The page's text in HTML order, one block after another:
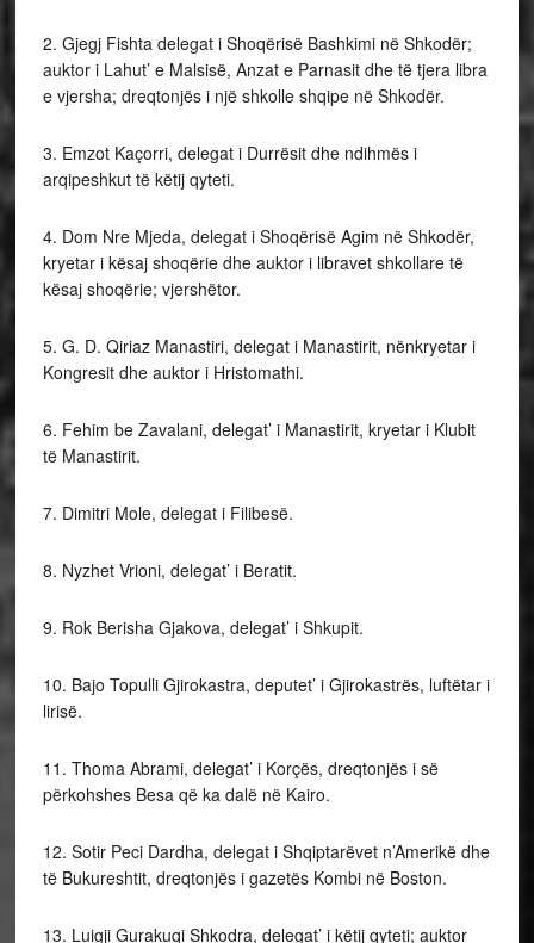
2. Gjegj Fishta delegat i Shoqërisë Bashkimi në Shkodër;
auktor i Lahut’ e Malsisë, Anzat e Parnasit dhe të tjera libra
e vjersha; dreqtonjës i një shkolle shqipe në Shkodër.
3. Emzot Kaçorri, delegat i Durrësit dhe ndihmës i
arqipeshkut të këtij qyteti.
4. Dom Nre Mjeda, delegat i Shoqërisë Agim në Shkodër,
kryetar i kësaj shoqërie dhe auktor i libravet shkollare të
kësaj shoqërie; vjershëtor.
5. G. D. Qiriaz Manastiri, delegat i Manastirit, nënkryetar i
Kongresit dhe auktor i Hristomathi.
6. Fehim be Zavalani, delegat’ i Manastirit, kryetar i Klubit
të Manastirit.
7. Dimitri Mole, delegat i Filibesë.
8. Nyzhet Vrioni, delegat’ i Beratit.
9. Rok Berisha Gjakova, delegat’ i Shkupit.
10. Bajo Topulli Gjirokastra, deputet’ i Gjirokastrës, luftëtar i
lirisë.
11. Thoma Abrami, delegat’ i Korçës, dreqtonjës i së
përkohshes Besa që ka dalë në Kairo.
12. Sotir Peci Dardha, delegat i Shqiptarëvet n’Amerikë dhe
të Bukureshtit, dreqtonjës i gazetës Kombi në Boston.
13. Luigji Gurakuqi Shkodra, delegat’ i këtij qyteti; auktor